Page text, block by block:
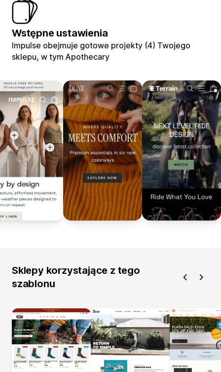
Wstępne ustawienia
Impulse obejmuje gotowe projekty (4) Twojego
sklepu, w tym Apothecary
Sklepy korzystające z tego
szablonu